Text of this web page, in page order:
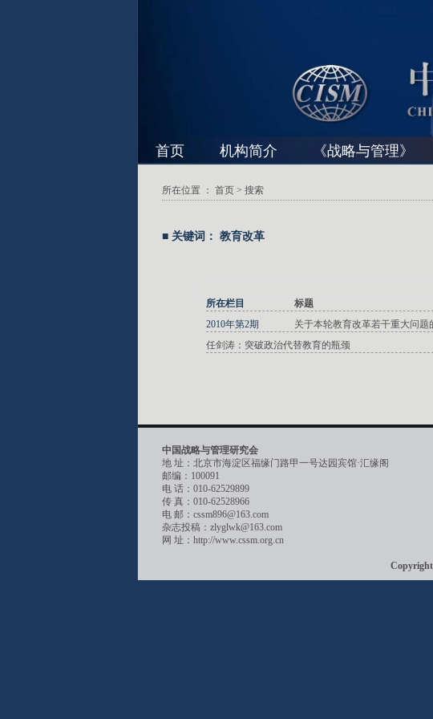
首页 机构简介 《战略与管理》
所在位置 ： 首页 > 搜索
■ 关键词： 教育改革
所在栏目 标题
2010年第2期
关于本轮教育改革若干重大问题
任剑涛：突破政治代替教育的瓶颈
中国战略与管理研究会
地 址：北京市海淀区福缘门路甲一号达园宾馆·汇缘阁
邮编：100091
电 话：010-62529899
传 真：010-62528966
电 邮：cssm896@163.com
杂志投稿：zlyglwk@163.com
网 址：http://www.cssm.org.cn